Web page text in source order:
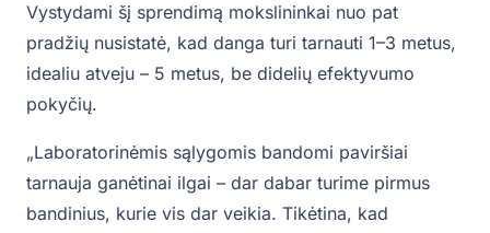
Vystydami šį sprendimą mokslininkai nuo pat
pradžių nusistatė, kad danga turi tarnauti 1–3 metus,
idealiu atveju – 5 metus, be didelių efektyvumo
pokyčių.
„Laboratorinėmis sąlygomis bandomi paviršiai
tarnauja ganėtinai ilgai – dar dabar turime pirmus
bandinius, kurie vis dar veikia. Tikėtina, kad